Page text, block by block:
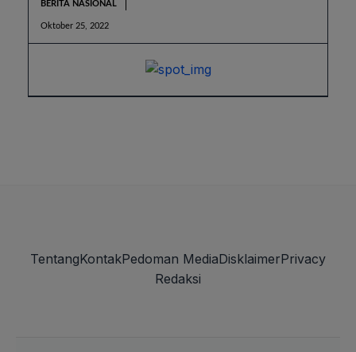
BERITA NASIONAL
Oktober 25, 2022
TentangKontakPedoman MediaDisklaimerPrivacy
Redaksi